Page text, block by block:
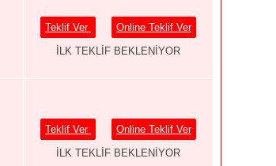
Teklif Ver
Online Teklif Ver
İLK TEKLİF BEKLENİYOR
Teklif Ver
Online Teklif Ver
İLK TEKLİF BEKLENİYOR